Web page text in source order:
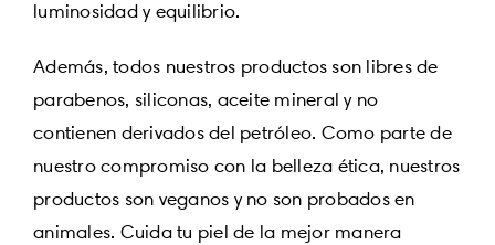
luminosidad y equilibrio.
Además, todos nuestros productos son libres de
parabenos, siliconas, aceite mineral y no
contienen derivados del petróleo. Como parte de
nuestro compromiso con la belleza ética, nuestros
productos son veganos y no son probados en
animales. Cuida tu piel de la mejor manera